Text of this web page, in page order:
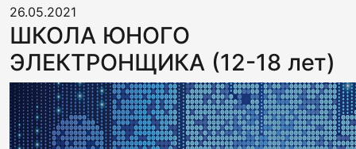
26.05.2021
ШКОЛА ЮНОГО
ЭЛЕКТРОНЩИКА (12-18 лет)